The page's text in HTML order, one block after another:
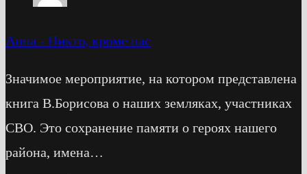
Анна - Никто, кроме нас
Значимое мероприятие, на котором представлена
книга В.Борисова о наших земляках, участниках
СВО. Это сохранение памяти о героях нашего
района, имена…